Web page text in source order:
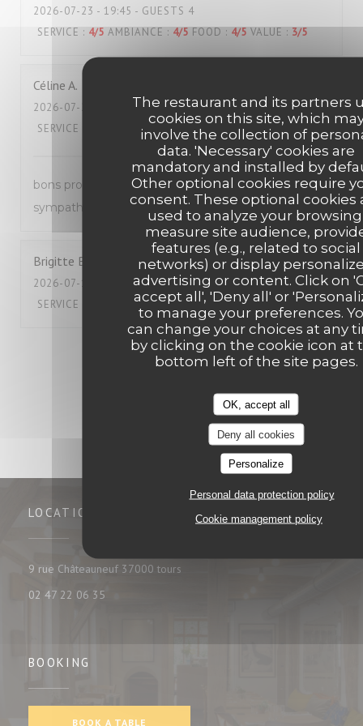
The restaurant and its partners
cookies on this site, which
involve the collection of
data. 'Necessary' cookies are
mandatory and installed by
Other optional cookies require
consent. These optional cookies
used to analyze your
measure site audience,
features (e.g., related to social
networks) or display
advertising or content. Click on
accept all', 'Deny all' or
to manage your preferences.
can change your choices at any
by clicking on the cookie icon at
bottom left of the site pages.
OK, accept all
Deny all cookies
Personalize
Personal data protection policy
Cookie management policy
2026-07-23 - 19:45 - GUESTS 4
SERVICE : 4/5 AMBIANCE : 4/5 FOOD : 4/5 VALUE : 3/5
Céline A
2026-07-22
- 12:30 - GUESTS 2
SERVICE
AMBIANCE FOOD /5 VALUE: /5
bons produits et très bon service, équipe très
sympathique, écoute au top
Brigitte B
2026-07-18
- 12:00 - GUESTS 2
SERVICE
AMBIANCE: 4/5 FOOD: 5 /5 VALUE: 4 /5
1 2 3
LOCATION
9 rue Châteauneuf 37000 tours
02 47 22 06 35
BOOKING
BOOK A TABLE